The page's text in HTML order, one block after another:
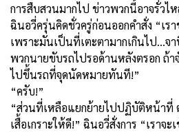
การสืบสวนมากไป ข่าวพวกนี้อาจรั่วไ
ฉินอวี่ครุ่นคิดชั่วครู่ก่อนออกคำสั่ง “เร
เพราะมันเป็นที่เตะตามากเกินไป...จ
พวกนายขับรถไปรอด้านหลังตรอก ถ้า
ไปขึ้นรถที่จุดนัดหมายทันที!”
“ครับ!”
“ส่วนที่เหลือแยกย้ายไปปฏิบัติหน้าที่
เสื้อเกราะให้ดี!” ฉินอวี่สั่งการ “เรา